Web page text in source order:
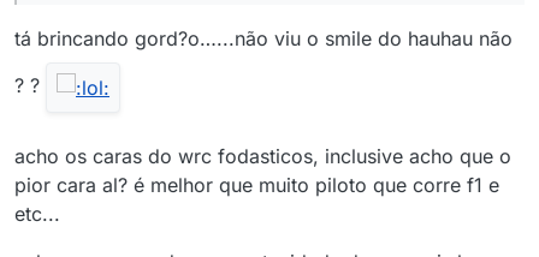
tá brincando gord?o…...não viu o smile do hauhau não
? ?
acho os caras do wrc fodasticos, inclusive acho que o
pior cara al? é melhor que muito piloto que corre f1 e
etc...